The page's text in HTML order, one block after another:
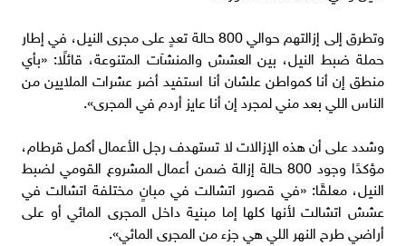
وتطرق إلى إزالتهم حوالي 800 حالة تعدٍ على مجرى النيل، في إطار
حملة ضبط النيل، بين العشش والمنشآت المتنوعة، قائلًا: «بأي
منطق إن أنا كمواطن علشان أنا استفيد أضر عشرات الملايين من
الناس اللي بعد مني لمجرد إن أنا عايز أردم في المجرى».
وشدد على أن هذه الإزالات لا تستهدف رجل الأعمال أكمل قرطام،
مؤكدًا وجود 800 حالة إزالة ضمن أعمال المشروع القومي لضبط
النيل، معلقًا: «في قصور اتشالت في مبانٍ مختلفة اتشالت في
عشش اتشالت لأنها كلها إما مبنية داخل المجرى المائي أو على
أراضي طرح النهر اللي هي جزء من المجرى المائي».